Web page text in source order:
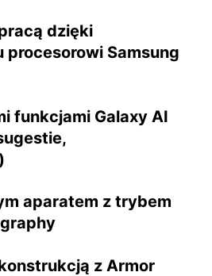
dzięki
procesorowi Samsung
funkcjami Galaxy AI
aparatem z trybem
z Armor